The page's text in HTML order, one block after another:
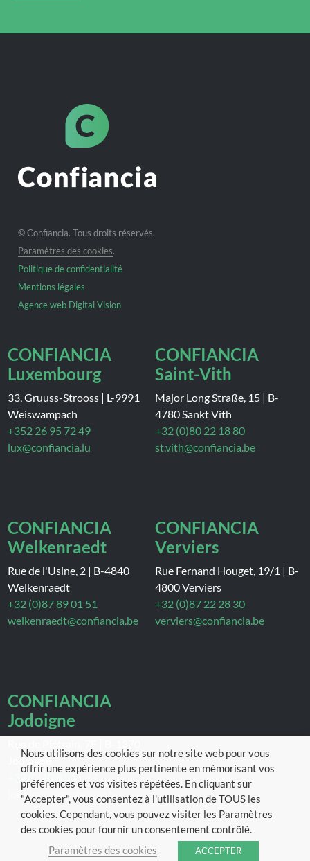
© Confiancia. Tous droits réservés.
Paramètres des cookies.
Politique de confidentialité
Mentions légales
Agence web Digital Vision
CONFIANCIA
Luxembourg
33, Gruuss-Strooss | L-9991
Weiswampach
+352 26 95 72 49
lux@confiancia.lu
CONFIANCIA
Saint-Vith
Major Long Straße, 15 | B-
4780 Sankt Vith
+32 (0)80 22 18 80
st.vith@confiancia.be
CONFIANCIA
Welkenraedt
Rue de l'Usine, 2 | B-4840
Welkenraedt
+32 (0)87 89 01 51
welkenraedt@confiancia.be
CONFIANCIA
Verviers
Rue Fernand Houget, 19/1 | B-
4800 Verviers
+32 (0)87 22 28 30
verviers@confiancia.be
CONFIANCIA
Jodoigne
Jodoigne
+32 (0)10 81 19 97
jodoigne@confiancia.be
Nous utilisons des cookies sur notre site web pour vous
offrir une expérience plus pertinente en mémorisant vos
préférences et vos visites répétées. En cliquant sur
"Accepter", vous consentez à l'utilisation de TOUS les
cookies. Cependant, vous pouvez visiter les Paramètres
des cookies pour fournir un consentement contrôlé.
Paramètres des cookies
ACCEPTER